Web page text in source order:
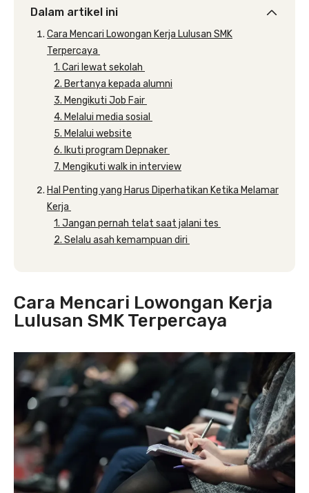
Dalam artikel ini
Cara Mencari Lowongan Kerja Lulusan SMK
Terpercaya
1. Cari lewat sekolah
2. Bertanya kepada alumni
3. Mengikuti Job Fair
4. Melalui media sosial
5. Melalui website
6. Ikuti program Depnaker
7. Mengikuti walk in interview
Hal Penting yang Harus Diperhatikan Ketika Melamar
Kerja
1. Jangan pernah telat saat jalani tes
2. Selalu asah kemampuan diri
Cara Mencari Lowongan Kerja
Lulusan SMK Terpercaya